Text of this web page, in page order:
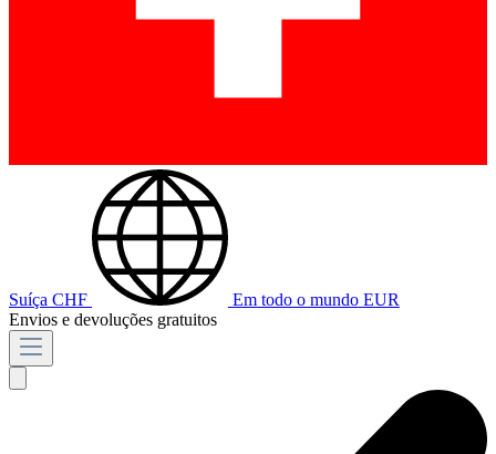
Suíça CHF Em todo o mundo EUR
Envios e devoluções gratuitos